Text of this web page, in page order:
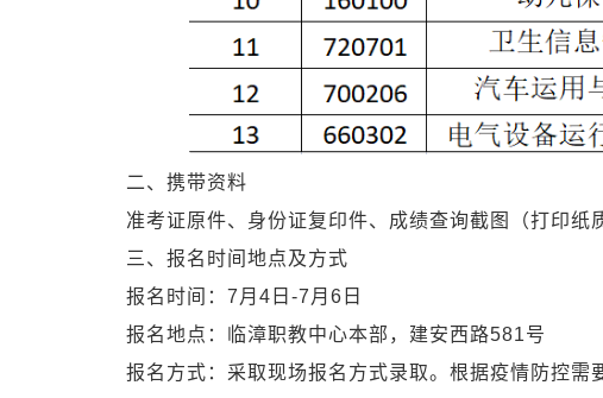
二、携带资料
准考证原件、身份证复印件、成绩查询截图（打印纸
三、报名时间地点及方式
报名时间：7月4日-7月6日
报名地点：临漳职教中心本部，建安西路581号
报名方式：采取现场报名方式录取。根据疫情防控需